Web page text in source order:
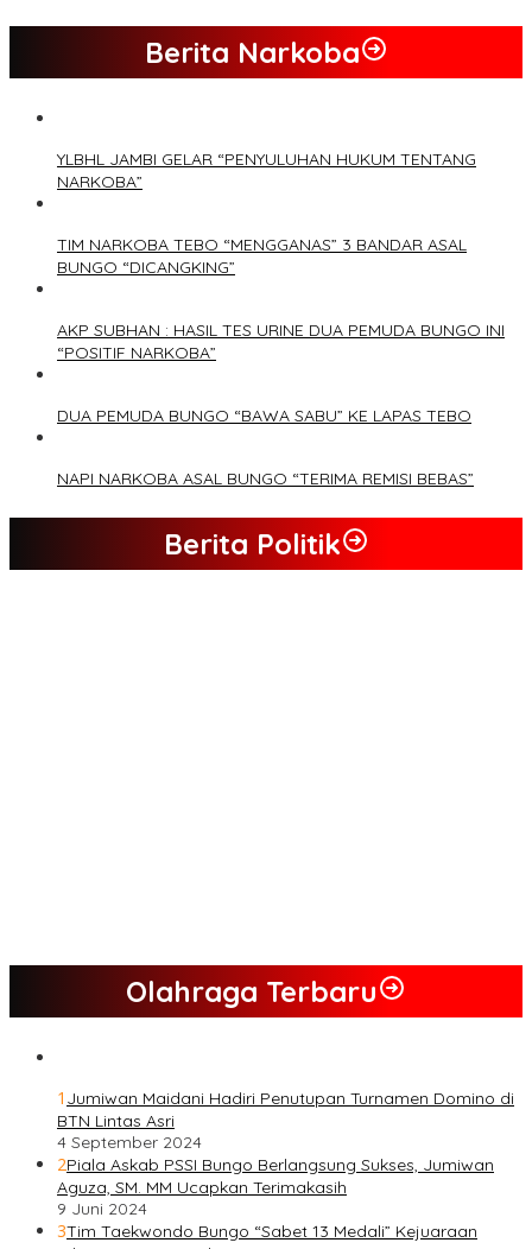
Berita Narkoba
YLBHL JAMBI GELAR “PENYULUHAN HUKUM TENTANG
NARKOBA”
TIM NARKOBA TEBO “MENGGANAS” 3 BANDAR ASAL
BUNGO “DICANGKING”
AKP SUBHAN : HASIL TES URINE DUA PEMUDA BUNGO INI
“POSITIF NARKOBA”
DUA PEMUDA BUNGO “BAWA SABU” KE LAPAS TEBO
NAPI NARKOBA ASAL BUNGO “TERIMA REMISI BEBAS”
Berita Politik
Olahraga Terbaru
1 Jumiwan Maidani Hadiri Penutupan Turnamen Domino di
BTN Lintas Asri
4 September 2024
2Piala Askab PSSI Bungo Berlangsung Sukses, Jumiwan
Aguza, SM. MM Ucapkan Terimakasih
9 Juni 2024
3Tim Taekwondo Bungo “Sabet 13 Medali” Kejuaraan